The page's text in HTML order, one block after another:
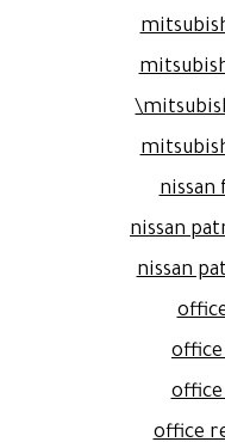
nissan
nissan
nissan
office
office